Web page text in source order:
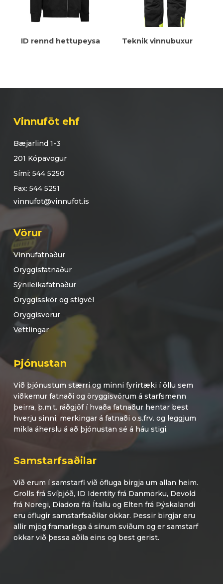
Meiri Upplýsingar
ID rennd hettupeysa Meiri Upplýsingar
Teknik vinnubuxur
Vinnuföt ehf
Bæjarlind 1-3
201 Kópavogur
Sími: 544 5250
Fax: 544 5251
vinnufot@vinnufot.is
Vörur
Vinnufatnaður
Öryggisfatnaður
Sýnileikafatnaður
Öryggisskór og stígvél
Öryggisvörur
Vettlingar
Þjónustan
Við þjónustum stærri og minni fyrirtæki í öllu sem
viðkemur fatnaði og öryggisvörum á starfsmenn
þeirra, þ.m.t. ráðgjöf í hvaða fatnaður hentar best
hverju sinni, merkingar á fatnaði o.s.frv. og leggjum
mikla áherslu á að þjónustan sé á háu stigi.
Samstarfsaðilar
Við erum í samstarfi við öfluga birgja um allan heim.
Grolls frá Svíþjóð, ID Identity frá Danmörku, Devold
frá Noregi, Diadora frá Ítalíu og Elten frá Þýskalandi
eru öflugir samstarfsaðilar okkar. Þessir birgjar eru
allir mjög framarlega á sínum sviðum og er samstarf
okkar við þessa aðila eins og best gerist.